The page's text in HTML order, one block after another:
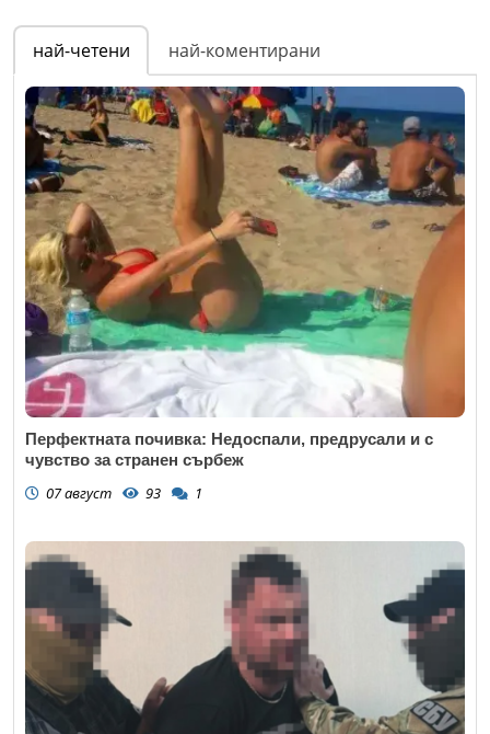
Име*
Email
Коментар*
най-четени най-коментирани
Перфектната почивка: Недоспали, предрусали и с
чувство за странен сърбеж
07 август 93 1